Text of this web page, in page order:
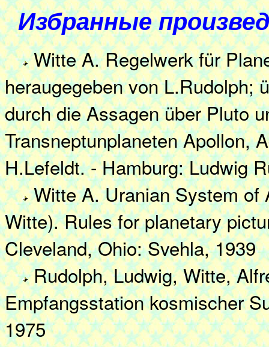
Избранные
Witte A. Regelwerk für
heraugegeben von L.Rudolph;
durch die Assagen über Pluto
Transneptunplaneten Apollon,
H.Lefeldt. - Hamburg: Ludwig
Witte A. Uranian System of
Witte). Rules for planetary
Cleveland, Ohio: Svehla, 1939
Rudolph, Ludwig, Witte,
Empfangsstation kosmischer
1975